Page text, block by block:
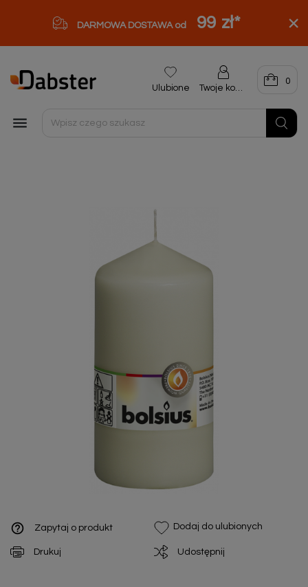
DARMOWA DOSTAWA od 99 zł*

Ulubione Twoje konto
0
help_outline Zapytaj o produkt Dodaj do ulubionych
Drukuj Udostępnij